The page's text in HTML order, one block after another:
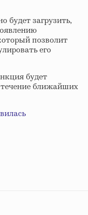
загрузить,
позволит
его
будет
ближайших